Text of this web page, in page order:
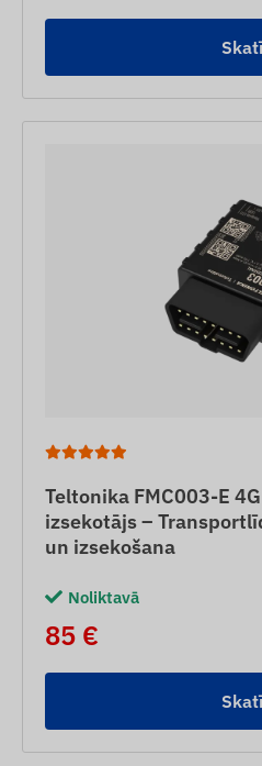
Teltonika FMC003-E
izsekotājs –
un izsekošana
Noliktavā
85 €